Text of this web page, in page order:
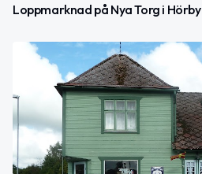
Loppmarknad på Nya Torg i Hörby